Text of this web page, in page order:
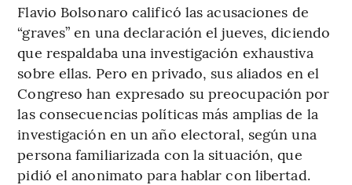
Flavio Bolsonaro calificó las acusaciones de
“graves” en una declaración el jueves, diciendo
que respaldaba una investigación exhaustiva
sobre ellas. Pero en privado, sus aliados en el
Congreso han expresado su preocupación por
las consecuencias políticas más amplias de la
investigación en un año electoral, según una
persona familiarizada con la situación, que
pidió el anonimato para hablar con libertad.